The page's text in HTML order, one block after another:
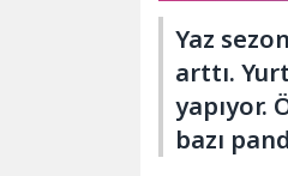
Yaz
arttı.
yapıyor.
bazı